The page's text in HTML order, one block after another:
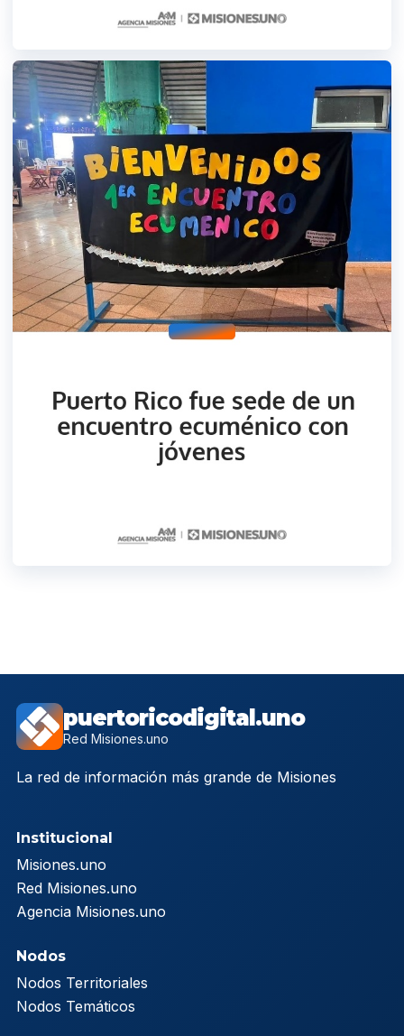
puertoricodigital.uno
Red Misiones.uno
La red de información más grande de Misiones
Institucional
Misiones.uno
Red Misiones.uno
Agencia Misiones.uno
Nodos
Nodos Territoriales
Nodos Temáticos